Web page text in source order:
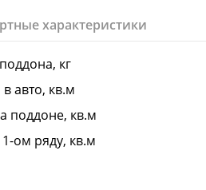
характеристики
кг
в авто, кв.м
поддоне, кв.м
ом ряду, кв.м